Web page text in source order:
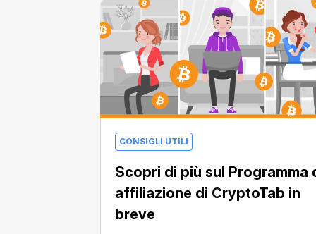
CONSIGLI UTILI
Scopri di più sul Programma
affiliazione di CryptoTab in
breve